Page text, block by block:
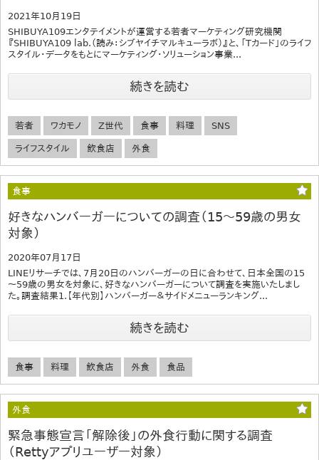
2021年10月19日
SHIBUYA109エンタテイメントが運営する若者マーケティング研究機関
『SHIBUYA109 lab.（読み：シブヤイチマルキューラボ）』と、「Tカード」のライフ
スタイル・データをもとにマーケティング・ソリューション事業...
続きを読む
若者 ワカモノ Z世代 食事 料理 SNS
ライフスタイル 飲食店 外食
食事
好きなハンバーガーについての調査（15～59歳の男女
対象）
2020年07月17日
LINEリサーチでは、7月20日のハンバーガーの日に合わせて、日本全国の15
～59歳の男女を対象に、好きなハンバーガーについて調査を実施いたしまし
た。調査結果1.【年代別】ハンバーガー＆サイドメニューランキング...
続きを読む
食事 料理 飲食店 外食 食品
外食
緊急事態宣言「解除後」の外食行動に関する調査
（Rettyアプリユーザー対象）